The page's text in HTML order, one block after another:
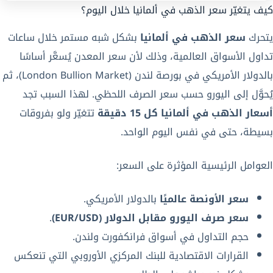
كيف يتغيّر سعر الذهب في ألمانيا خلال اليوم؟
يتحرك سعر الذهب في ألمانيا بشكل شبه مستمر خلال ساعات
تداول الأسواق العالمية، وذلك لأن سعر المعدن يُسعَّر أساسًا
بالدولار الأمريكي في بورصة لندن (London Bullion Market)، ثم
يُحوَّل إلى اليورو حسب سعر الصرف اللحظي. لهذا السبب تجد
أسعار الذهب في ألمانيا كل 15 دقيقة
تتغيّر ولو بفروقات
بسيطة، حتى في نفس اليوم الواحد.
العوامل الرئيسية المؤثرة على السعر:
سعر الأونصة عالميًا بالدولار الأمريكي.
سعر صرف اليورو مقابل الدولار (EUR/USD)
.
حجم التداول في أسواق فرانكفورت ولندن.
القرارات الاقتصادية للبنك المركزي الأوروبي التي تنعكس